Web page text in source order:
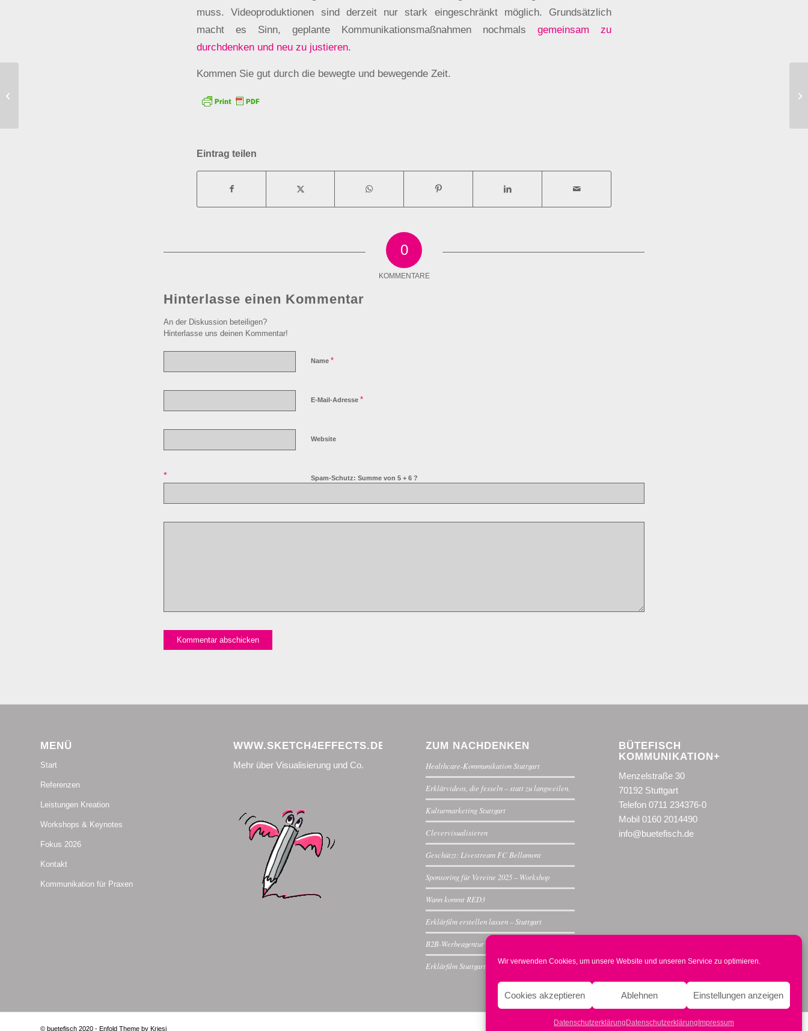
Wir verwenden Cookies, um unsere Website und unseren Service zu optimieren.
Cookies akzeptieren Ablehnen Einstellungen anzeigen
Datenschutzerklärung Datenschutzerklärung Impressum
muss. Videoproduktionen sind derzeit nur stark eingeschränkt möglich. Grundsätzlich
macht es Sinn, geplante Kommunikationsmaßnahmen nochmals gemeinsam zu
durchdenken und neu zu justieren.
Kommen Sie gut durch die bewegte und bewegende Zeit.
Eintrag teilen
0
KOMMENTARE
Hinterlasse einen Kommentar
An der Diskussion beteiligen?
Hinterlasse uns deinen Kommentar!
Name *
E-Mail-Adresse *
Website
Spam-Schutz: Summe von 5 + 6 ?
*
MENÜ
Start
Referenzen
Leistungen Kreation
Workshops & Keynotes
Fokus 2026
Kontakt
Kommunikation für Praxen
WWW.SKETCH4EFFECTS.DE
Mehr über Visualisierung und Co.
ZUM NACHDENKEN
Healthcare-Kommunikation Stuttgart
Erklärvideos, die fesseln – statt zu langweilen.
Kulturmarketing Stuttgart
Clevervisualisieren
Geschützt: Livestream FC Bellamont
Sponsoring für Vereine 2025 – Workshop
Wann kommt RED3
Erklärfilm erstellen lassen – Stuttgart
B2B-Werbeagentur Stuttgart
Erklärfilm Stuttgart
BÜTEFISCH
KOMMUNIKATION+
Menzelstraße 30
70192 Stuttgart
Telefon 0711 234376-0
Mobil 0160 2014490
info@buetefisch.de
© buetefisch 2020 - Enfold Theme by Kriesi Datenschutz Impressum